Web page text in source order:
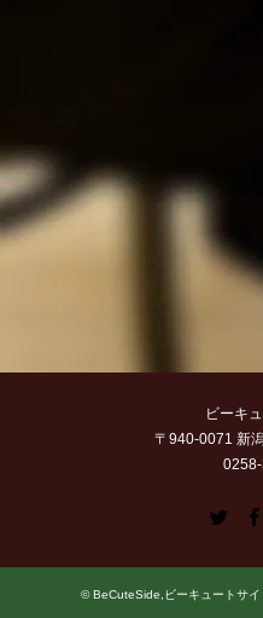
ビーキ
〒940-0071 新
RSS
©BeCuteSide,ビーキュートサ